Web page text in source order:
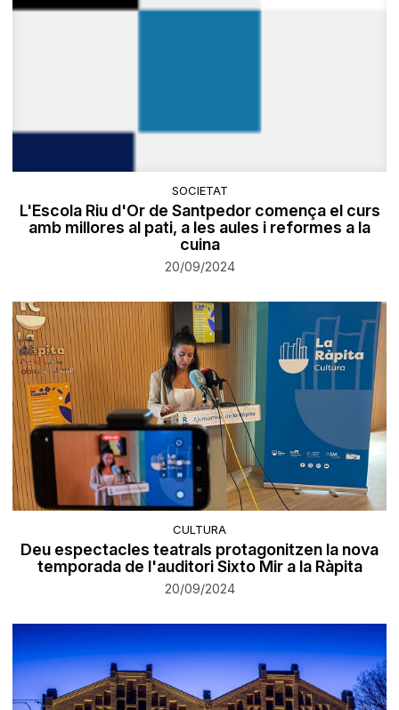
SOCIETAT
L'Escola Riu d'Or de Santpedor comença el curs
amb millores al pati, a les aules i reformes a la
cuina
20/09/2024
CULTURA
Deu espectacles teatrals protagonitzen la nova
temporada de l'auditori Sixto Mir a la Ràpita
20/09/2024